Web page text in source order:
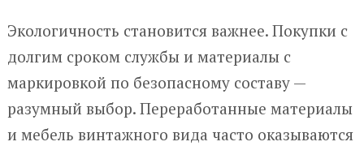
Экологичность становится важнее. Покупки с
долгим сроком службы и материалы с
маркировкой по безопасному составу —
разумный выбор. Переработанные материалы
и мебель винтажного вида часто оказываются